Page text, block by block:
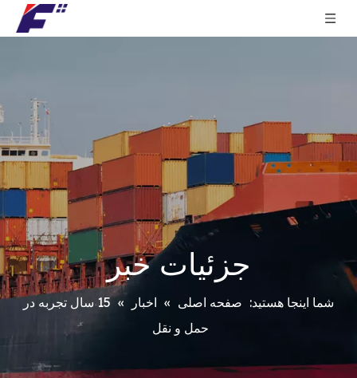
جزئیات خبر
شما اینجا هستید: صفحه اصلی » اخبار »
15 سال تجربه در
حمل و نقل